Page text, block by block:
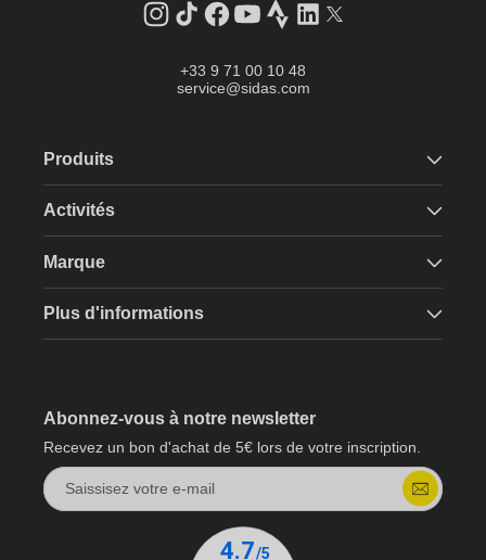
Instagram
Tik
Facebook
YouTube
StravaLinkedInTwitter
+33 9 71 00 10 48
service@sidas.com
Produits
Activités
Marque
Plus d'informations
Abonnez-vous à notre newsletter
Recevez un bon d'achat de 5€ lors de votre inscription.
Saissisez votre e-mail